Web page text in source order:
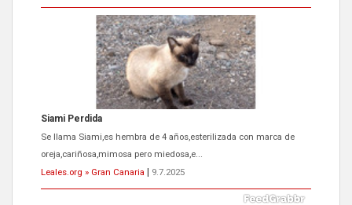
Siami Perdida
Se llama Siami,es hembra de 4 años,esterilizada con marca de
oreja,cariñosa,mimosa pero miedosa,e...
Leales.org » Gran Canaria
9.7.2025